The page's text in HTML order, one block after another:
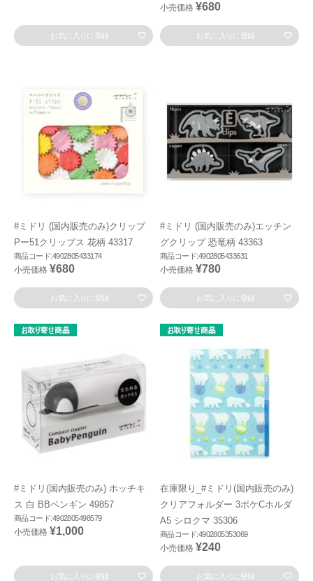
お気に入りに登録
小売価格 ¥680
お気に入りに登録
#ミドリ (国内販売のみ)クリップ
Pー51クリップス 花柄 43317
商品コード:4902805433174
小売価格 ¥680
お気に入りに登録
#ミドリ (国内販売のみ)エッチン
グクリップ 恐竜柄 43363
商品コード:4902805433631
小売価格 ¥780
お気に入りに登録
#ミドリ(国内販売のみ) ホッチキ
ス 白 BBペンギン 49857
商品コード:4902805498579
小売価格 ¥1,000
お気に入りに登録
在庫限り_#ミドリ(国内販売のみ)
クリアフォルダー 3ポケCホルダ
A5 シロクマ 35306
商品コード:4902805353069
小売価格 ¥240
お気に入りに登録